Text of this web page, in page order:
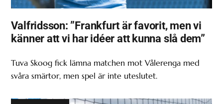
Valfridsson: ”Frankfurt är favorit, men vi
känner att vi har idéer att kunna slå dem”
Tuva Skoog fick lämna matchen mot Vålerenga med
svåra smärtor, men spel är inte uteslutet.